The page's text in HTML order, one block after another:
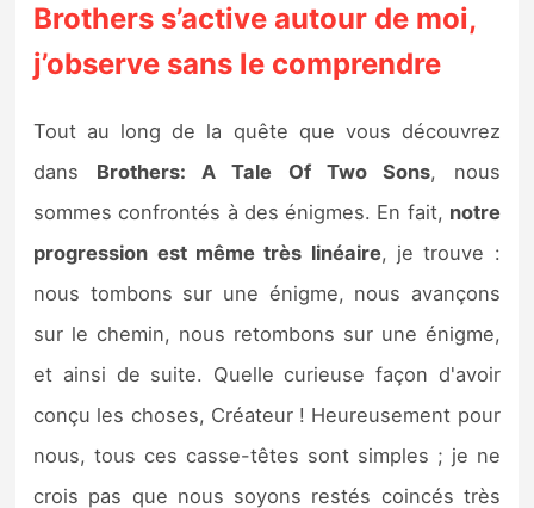
Brothers s’active autour de moi,
j’observe sans le comprendre
Tout au long de la quête que vous découvrez
dans Brothers: A Tale Of Two Sons, nous
sommes confrontés à des énigmes. En fait, notre
progression est même très linéaire, je trouve :
nous tombons sur une énigme, nous avançons
sur le chemin, nous retombons sur une énigme,
et ainsi de suite. Quelle curieuse façon d'avoir
conçu les choses, Créateur ! Heureusement pour
nous, tous ces casse-têtes sont simples ; je ne
crois pas que nous soyons restés coincés très